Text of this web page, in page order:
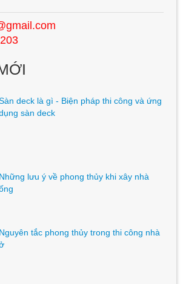
deck là gì - Biện pháp thi công và ứng
sàn deck
Những lưu ý về phong thủy khi xây nhà
Nguyên tắc phong thủy trong thi công nhà